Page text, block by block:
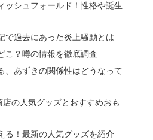
ッシュフォールド！性格や誕生
で過去にあった炎上騒動とは
こ？噂の情報を徹底調査
、あずきの関係性はどうなって
の人気グッズとおすすめおも
る！最新の人気グッズを紹介